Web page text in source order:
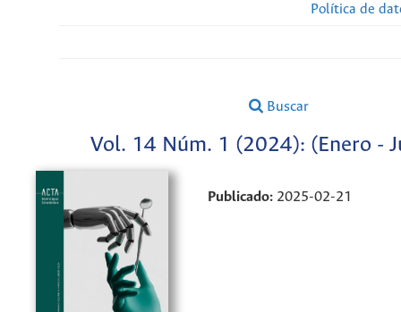
Política de
Buscar
Vol. 14 Núm. 1 (2024): (Enero -
Publicado: 2025-02-21